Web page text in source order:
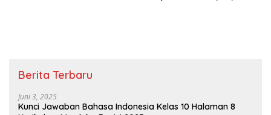
Berita Terbaru
Juni 3, 2025
Kunci Jawaban Bahasa Indonesia Kelas 10 Halaman 8